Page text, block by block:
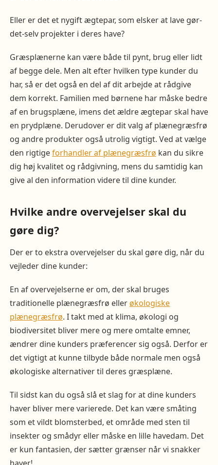
Eller er det et nygift ægtepar, som elsker at lave gør-
det-selv projekter i deres have?
Græsplænerne kan være både til pynt, brug eller lidt
af begge dele. Men alt efter hvilken type kunder du
har, så er det også en del af dit arbejde at rådgive
dem korrekt. Familien med børnene har måske bedre
af en brugsplæne, imens det ældre ægtepar skal have
en prydplæne. Derudover er dit valg af plænegræsfrø
og andre produkter også utrolig vigtigt. Ved at vælge
den rigtigeforhandler af plænegræsfrø kan du sikre
dig høj kvalitet og rådgivning, mens du samtidig kan
give al den information videre til dine kunder.
Hvilke andre overvejelser skal du
gøre dig?
Der er to ekstra overvejelser du skal gøre dig, når du
vejleder dine kunder:
En af overvejelserne er om, der skal bruges
traditionelle plænegræsfrø ellerøkologiske
plænegræsfrø. I takt med at klima, økologi og
biodiversitet bliver mere og mere omtalte emner,
ændrer dine kunders præferencer sig også. Derfor er
det vigtigt at kunne tilbyde både normale men også
økologiske alternativer til deres græsplæne.
Til sidst kan du også slå et slag for at dine kunders
haver bliver mere varierede. Det kan være småting
som et vildt blomsterbed, et område med sten til
insekter og smådyr eller måske en lille havedam. Det
er kun fantasien, der sætter grænser når vi snakker